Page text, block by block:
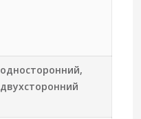
односторонний,
двухсторонний